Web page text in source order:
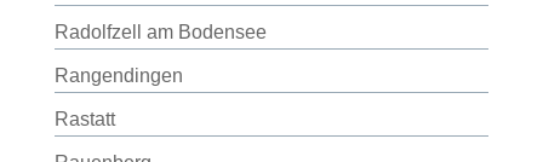
Radolfzell am Bodensee
Rangendingen
Rastatt